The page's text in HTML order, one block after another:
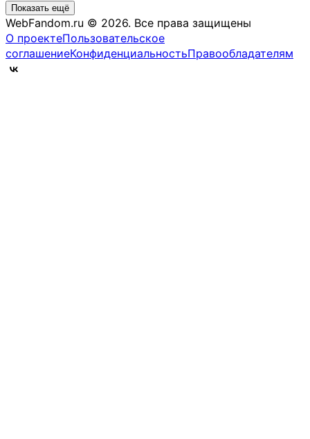
Показать ещё
WebFandom.ru © 2026. Все права защищены
О проектеПользовательское
соглашениеКонфиденциальностьПравообладателям